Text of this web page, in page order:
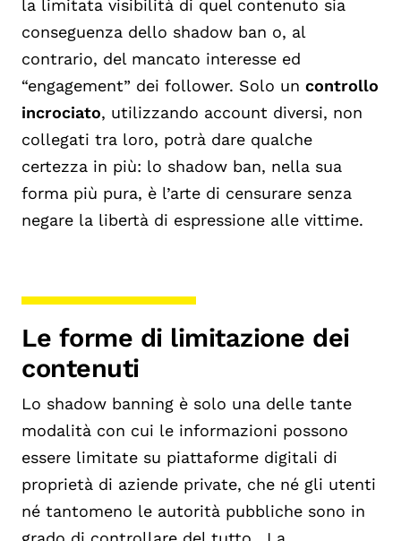
la limitata visibilità di quel contenuto sia
conseguenza dello shadow ban o, al
contrario, del mancato interesse ed
“engagement” dei follower. Solo un controllo
incrociato, utilizzando account diversi, non
collegati tra loro, potrà dare qualche
certezza in più: lo shadow ban, nella sua
forma più pura, è l’arte di censurare senza
negare la libertà di espressione alle vittime.
Le forme di limitazione dei
contenuti
Lo shadow banning è solo una delle tante
modalità con cui le informazioni possono
essere limitate su piattaforme digitali di
proprietà di aziende private, che né gli utenti
né tantomeno le autorità pubbliche sono in